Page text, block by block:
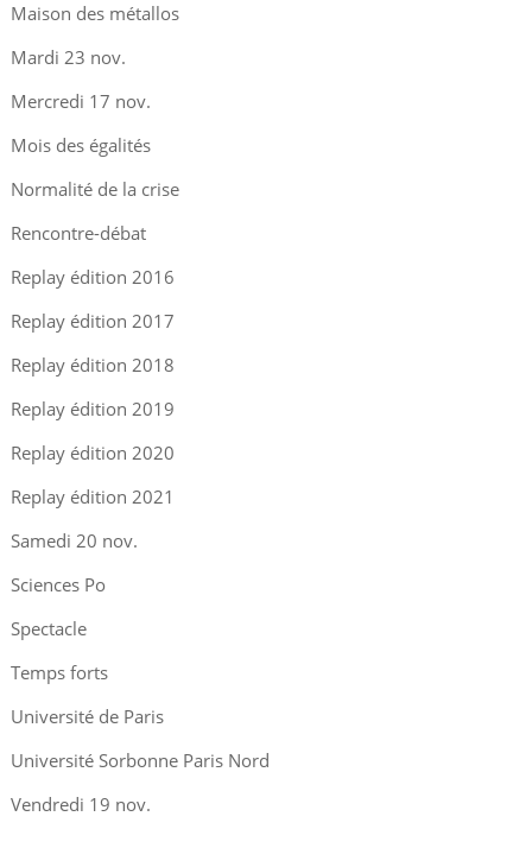
Maison des métallos
Mardi 23 nov.
Mercredi 17 nov.
Mois des égalités
Normalité de la crise
Rencontre-débat
Replay édition 2016
Replay édition 2017
Replay édition 2018
Replay édition 2019
Replay édition 2020
Replay édition 2021
Samedi 20 nov.
Sciences Po
Spectacle
Temps forts
Université de Paris
Université Sorbonne Paris Nord
Vendredi 19 nov.